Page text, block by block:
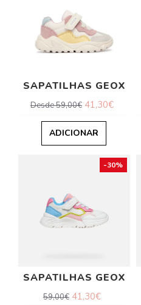
SAPATILHAS GEOX
Desde 59,00€ 41,30€
ADICIONAR
-30%
SAPATILHAS GEOX
59,00€ 41,30€